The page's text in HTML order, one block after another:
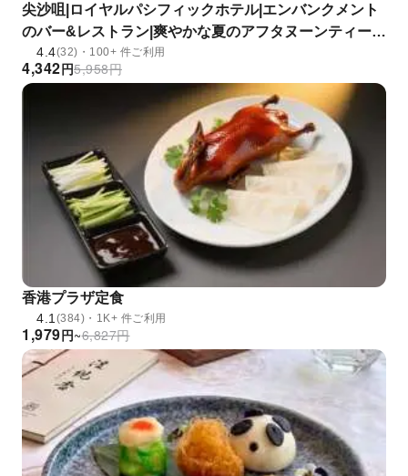
尖沙咀|ロイヤルパシフィックホテル|エンバンクメント
のバー&レストラン|爽やかな夏のアフタヌーンティー|
ホテルアフタヌーンティー特別オファー2026
4.4(32)・100+ 件ご利用
円
4,342 円
5,958
香港プラザ定食
4.1 (384)・1K+ 件ご利用
円
1,979 ~ 円
6,827